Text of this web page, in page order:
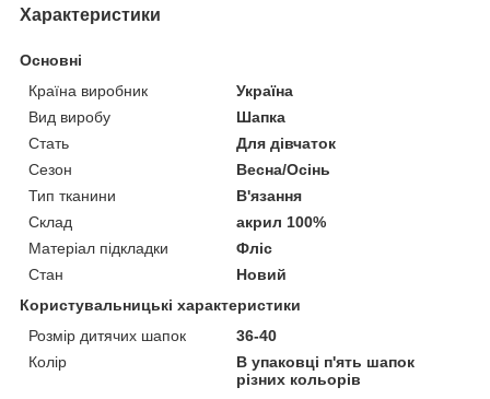
Характеристики
Основні
Країна виробник
Україна
Вид виробу
Шапка
Стать
Для дівчаток
Сезон
Весна/Осінь
Тип тканини
В'язання
Склад
акрил 100%
Матеріал підкладки
Фліс
Стан
Новий
Користувальницькі характеристики
Розмір дитячих шапок
36-40
Колір
В упаковці п'ять шапок
різних кольорів